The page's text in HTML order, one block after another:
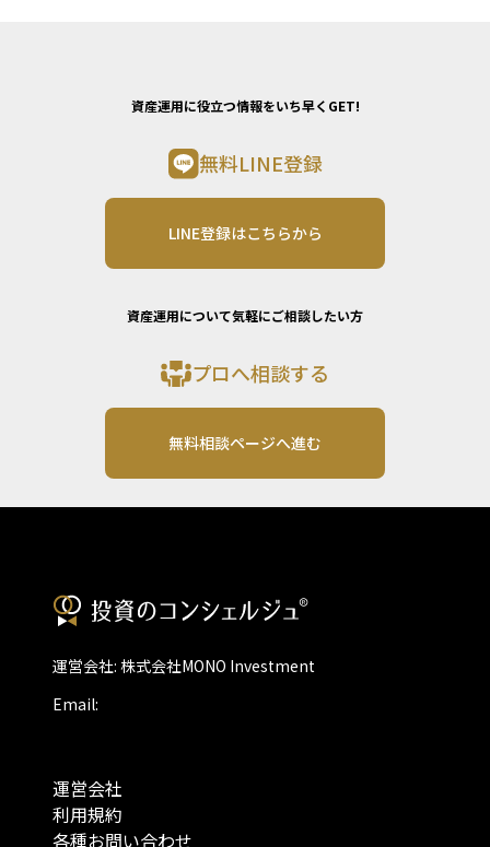
資産運用に役立つ情報をいち早くGET!
無料LINE登録
LINE登録はこちらから
資産運用について気軽にご相談したい方
プロへ相談する
無料相談ページへ進む
運営会社: 株式会社MONO Investment
Email:
運営会社
利用規約
各種お問い合わせ